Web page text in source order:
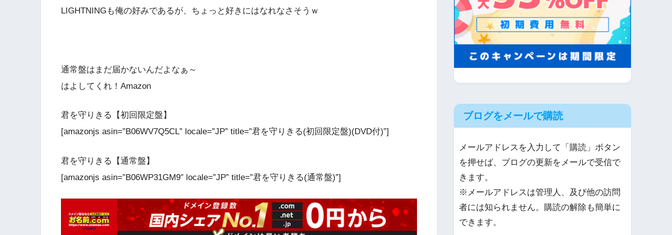
LIGHTNINGも俺の好みであるが、ちょっと好きにはなれなさそうｗ
通常盤はまだ届かないんだよなぁ～
はよしてくれ！Amazon
君を守りきる【初回限定盤】
[amazonjs asin=”B06WV7Q5CL” locale=”JP” title=”君を守りきる(初回限定盤)(DVD付)”]
君を守りきる【通常盤】
[amazonjs asin=”B06WP31GM9″ locale=”JP” title=”君を守りきる(通常盤)”]
ブログをメールで購読
メールアドレスを入力して「購読」ボタン
を押せば、ブログの更新をメールで受信で
きます。
※メールアドレスは管理人、及び他の訪問
者には知られません。購読の解除も簡単に
できます。